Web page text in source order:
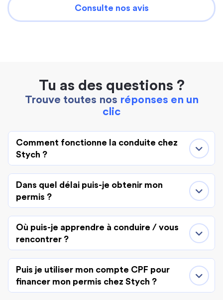
Consulte nos avis
Tu as des questions ?
Trouve toutes nos réponses en un
clic
Comment fonctionne la conduite chez
Stych ?
Dans quel délai puis-je obtenir mon
permis ?
Où puis-je apprendre à conduire / vous
rencontrer ?
Puis je utiliser mon compte CPF pour
financer mon permis chez Stych ?